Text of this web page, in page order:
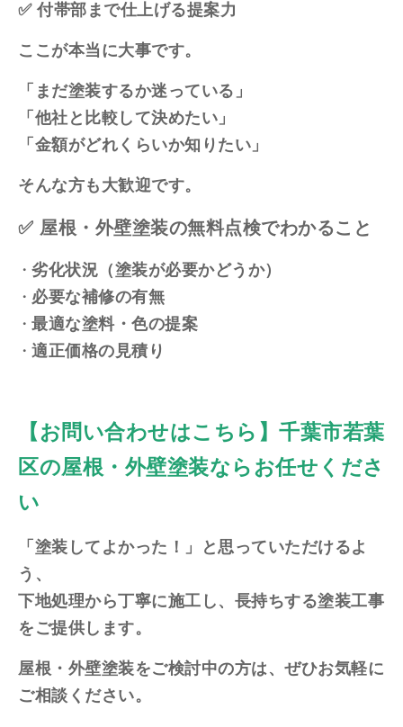
✅ 付帯部まで仕上げる提案力
ここが本当に大事です。
「まだ塗装するか迷っている」
「他社と比較して決めたい」
「金額がどれくらいか知りたい」
そんな方も大歓迎です。
✅ 屋根・外壁塗装の無料点検でわかること
劣化状況（塗装が必要かどうか）
必要な補修の有無
最適な塗料・色の提案
適正価格の見積り
【お問い合わせはこちら】千葉市若葉
区の屋根・外壁塗装ならお任せくださ
い
「塗装してよかった！」と思っていただけるよ
う、
下地処理から丁寧に施工し、長持ちする塗装工事
をご提供します。
屋根・外壁塗装をご検討中の方は、ぜひお気軽に
ご相談ください。